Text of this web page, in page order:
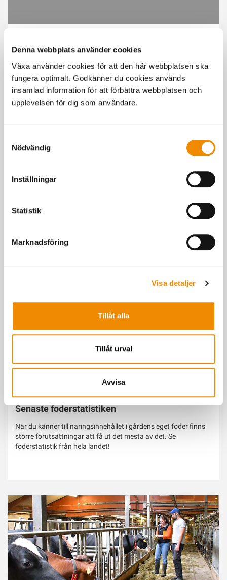
Denna webbplats använder cookies
Växa använder cookies för att den här webbplatsen ska
fungera optimalt. Godkänner du cookies används
insamlad information för att förbättra webbplatsen och
upplevelsen för dig som användare.
Nödvändig
Inställningar
Statistik
Marknadsföring
Visa detaljer
Tillåt alla
Tillåt urval
Avvisa
Senast uppdaterad: 6 juli 2026
Du kanske också är intresserad av
Senaste foderstatistiken
När du känner till näringsinnehållet i gårdens eget foder finns
större förutsättningar att få ut det mesta av det. Se
foderstatistik från hela landet!